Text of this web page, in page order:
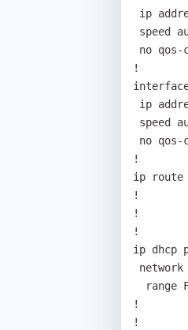
!
!
ip route
!
!
!
ip dhcp
!
!